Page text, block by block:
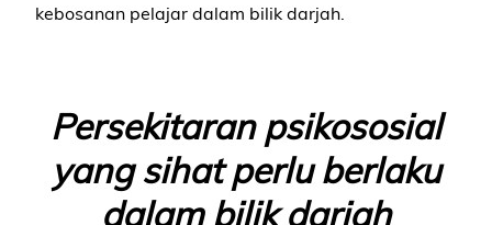
kebosanan pelajar dalam bilik darjah.
Persekitaran psikososial
yang sihat perlu berlaku
dalam bilik darjah